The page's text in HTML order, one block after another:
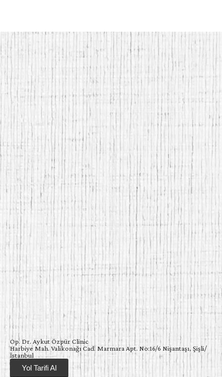
Op. Dr. Aykut Özpür Clinic
Harbiye Mah. Valikonağı Cad. Marmara Apt. No:16/6 Nişantaşı, Şişli/
İstanbul
Yol Tarifi Al